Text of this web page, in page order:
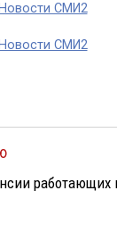
Новости СМИ2
Новости СМИ2
работающих